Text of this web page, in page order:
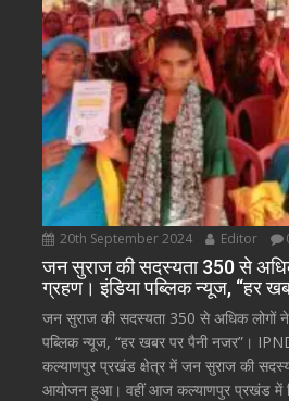
20th September 2024 Editor
जन सुराज की सदस्यता 350 से
ग्रहण। इंडिया पब्लिक न्यूज, “हर
जन सुराज की सदस्यता 350 से अधिक लोगों ने
पब्लिक न्यूज, “हर खबर पर पैनी नजर”।
कल्याणपुर प्रखंड क्षेत्र में जन सुराज की
आयोजन हुआ। वहीं आज कल्याणपुर प्रखंड में